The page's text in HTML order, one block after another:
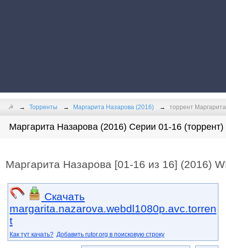
☭ Торренты Маргарита Назарова (2016) торрент
Маргарита Назарова (2016) Серии 01-16 (торрент)
Маргарита Назарова [01-16 из 16] (2016)
Скачать
margarita.nazarova.webdl1080p.avc.torren
t
Как тут качать? Добавить rutor.org в поисковую строку